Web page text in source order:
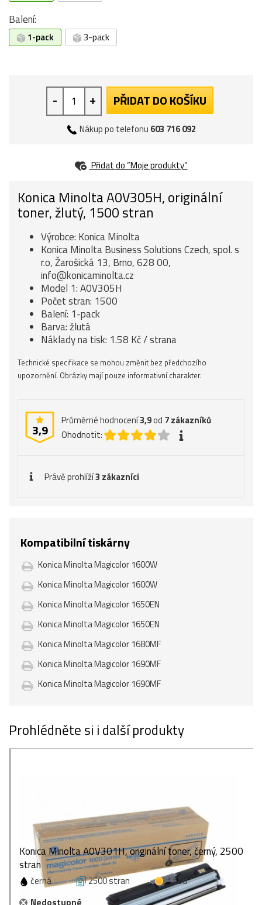
Balení:
1-pack 3-pack
- + PŘIDAT DO KOŠÍKU
Nákup po telefonu 603 716 092
Přidat do “Moje produkty”
Konica Minolta A0V305H, originální
toner, žlutý, 1500 stran
Výrobce: Konica Minolta
Konica Minolta Business Solutions Czech, spol. s
r.o, Žarošická 13, Brno, 628 00,
info@konicaminolta.cz
Model 1: A0V305H
Počet stran: 1500
Balení: 1-pack
Barva: žlutá
Náklady na tisk: 1.58 Kč / strana
Technické specifikace se mohou změnit bez předchozího
upozornění. Obrázky mají pouze informativní charakter.
3,9
Průměrné hodnocení3,9od 7zákazníků
Ohodnotit:
Právě prohlíží3 zákazníci
Kompatibilní tiskárny
Konica Minolta Magicolor 1600W
Konica Minolta Magicolor 1600W
Konica Minolta Magicolor 1650EN
Konica Minolta Magicolor 1650EN
Konica Minolta Magicolor 1680MF
Konica Minolta Magicolor 1690MF
Konica Minolta Magicolor 1690MF
Prohlédněte si i další produkty
Konica Minolta A0V301H, originální toner, černý, 2500
stran
černá 2500 stran
1 bod